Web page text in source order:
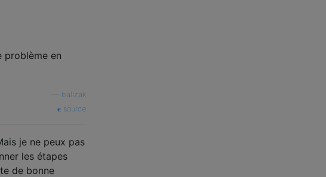
problème en
ballzak
source
je ne peux pas
les étapes
de bonne